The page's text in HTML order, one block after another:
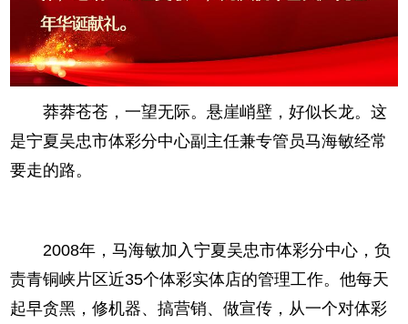
莽莽苍苍，一望无际。悬崖峭壁，好似长龙。这
是宁夏吴忠市体彩分中心副主任兼专管员马海敏经常
要走的路。
2008年，马海敏加入宁夏吴忠市体彩分中心，负
责青铜峡片区近35个体彩实体店的管理工作。他每天
起早贪黑，修机器、搞营销、做宣传，从一个对体彩